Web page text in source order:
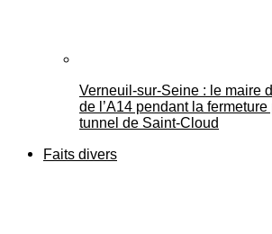
Verneuil-sur-Seine : le maire
de l’A14 pendant la
tunnel de Saint-Cloud
Faits divers